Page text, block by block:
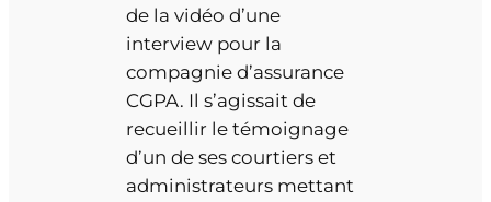
de la vidéo d’une
interview pour la
compagnie d’assurance
CGPA. Il s’agissait de
recueillir le témoignage
d’un de ses courtiers et
administrateurs mettant